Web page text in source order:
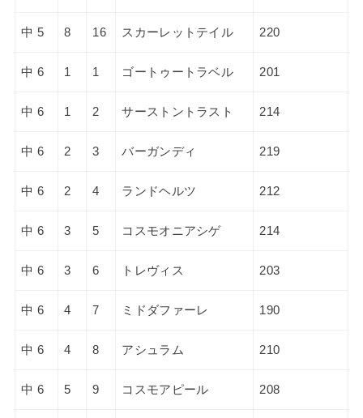
中 5 8 16 スカーレットテイル 220
中 6 1 1 ゴートゥートラベル 201
中 6 1 2 サーストントラスト 214
中 6 2 3 バーガンディ 219
中 6 2 4 ランドヘルツ 212
中 6 3 5 コスモオニアシゲ 214
中 6 3 6 トレヴィス 203
中 6 4 7 ミドダファーレ 190
中 6 4 8 アシュラム 210
中 6 5 9 コスモアピール 208